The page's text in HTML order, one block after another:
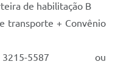
de habilitação B
transporte + Convênio
5587 ou